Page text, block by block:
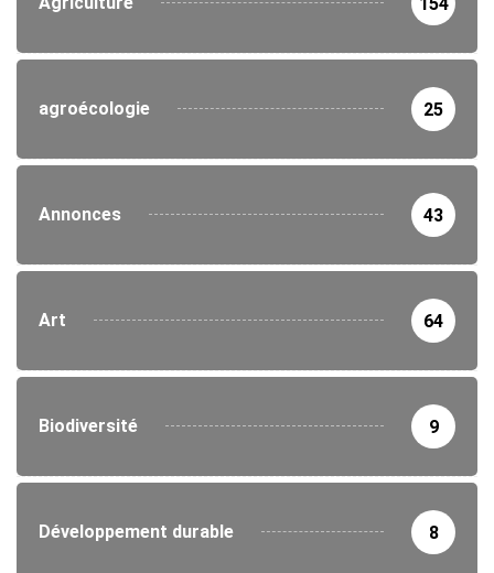
agroécologie 25
Annonces 43
Art 64
Biodiversité 9
Développement durable 8